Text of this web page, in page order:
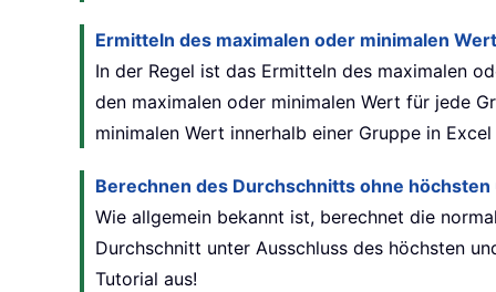
Ermitteln des maximalen oder minimalen
In der Regel ist das Ermitteln des maximalen
den maximalen oder minimalen Wert für jede
minimalen Wert innerhalb einer Gruppe in
Berechnen des Durchschnitts ohne
Wie allgemein bekannt ist, berechnet die
Durchschnitt unter Ausschluss des höchsten
Tutorial aus!